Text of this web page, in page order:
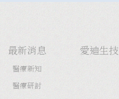
最新消息 愛迪生技
醫療新知
醫療研討